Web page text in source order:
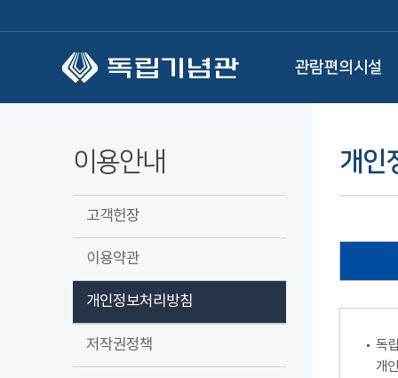
관람편의시설
이용안내
고객헌장
이용약관
개인정보처리방침
저작권정책
개인
독
개